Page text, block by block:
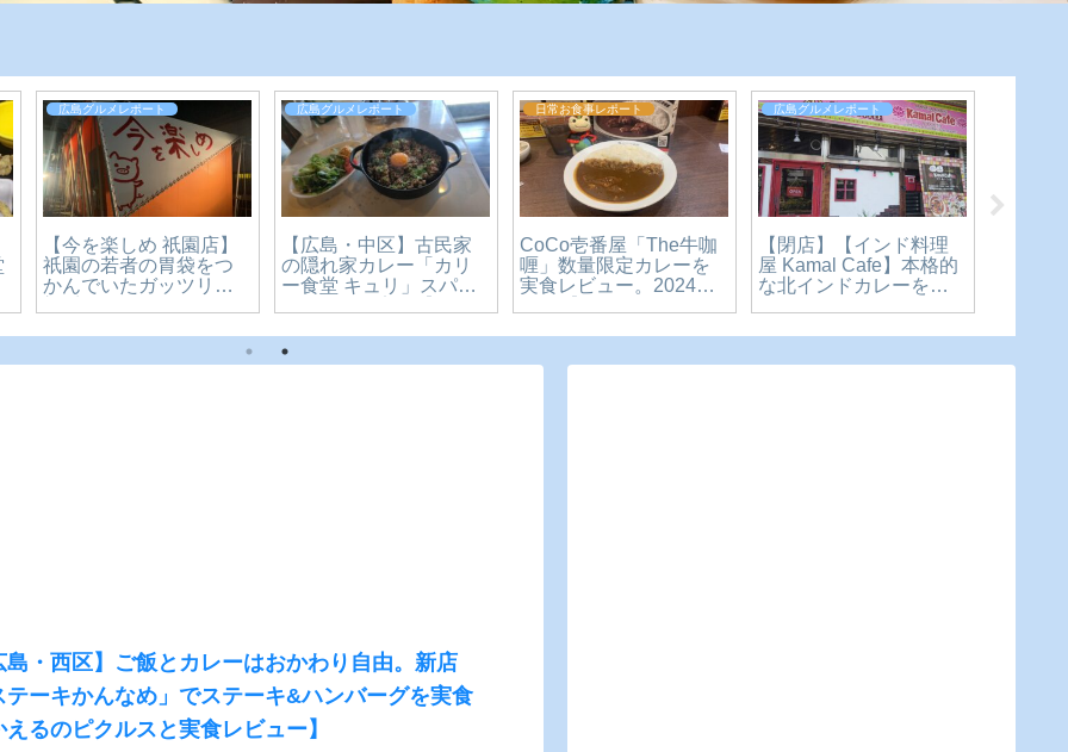
広島グルメレポート
【今を楽しめ 祇園店】
祇園の若者の胃袋をつ
かんでいたガッツリ二
広島グルメレポート
【広島・中区】古民家
の隠れ家カレー「カリ
ー食堂 キュリ」スパイ
ビュー】
日常お食事レポート
CoCo壱番屋「The牛咖
喱」数量限定カレーを
実食レビュー。2024年
広島グルメレポート
【閉店】【インド料理
屋 Kamal Cafe】本格的
な北インドカレーを楽
ュー】
島・西区】ご飯とカレーはおかわり自由。新店
テーキかんなめ」でステーキ&ハンバーグを実食
えるのピクルスと実食レビュー】